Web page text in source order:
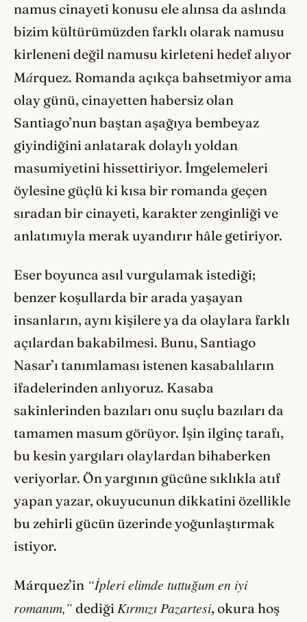
namus cinayeti konusu ele alınsa da aslında
bizim kültürümüzden farklı olarak namusu
kirleneni değil namusu kirleteni hedef alıyor
Márquez. Romanda açıkça bahsetmiyor ama
olay günü, cinayetten habersiz olan
Santiago’nun baştan aşağıya bembeyaz
giyindiğini anlatarak dolaylı yoldan
masumiyetini hissettiriyor. İmgelemeleri
öylesine güçlü ki kısa bir romanda geçen
sıradan bir cinayeti, karakter zenginliği ve
anlatımıyla merak uyandırır hâle getiriyor.
Eser boyunca asıl vurgulamak istediği;
benzer koşullarda bir arada yaşayan
insanların, aynı kişilere ya da olaylara farklı
açılardan bakabilmesi. Bunu, Santiago
Nasar’ı tanımlaması istenen kasabalıların
ifadelerinden anlıyoruz. Kasaba
sakinlerinden bazıları onu suçlu bazıları da
tamamen masum görüyor. İşin ilginç tarafı,
bu kesin yargıları olaylardan bihaberken
veriyorlar. Ön yargının gücüne sıklıkla atıf
yapan yazar, okuyucunun dikkatini özellikle
bu zehirli gücün üzerinde yoğunlaştırmak
istiyor.
Márquez’in “İpleri elimde tuttuğum en iyi
romanım,” dediği Kırmızı Pazartesi, okura hoş